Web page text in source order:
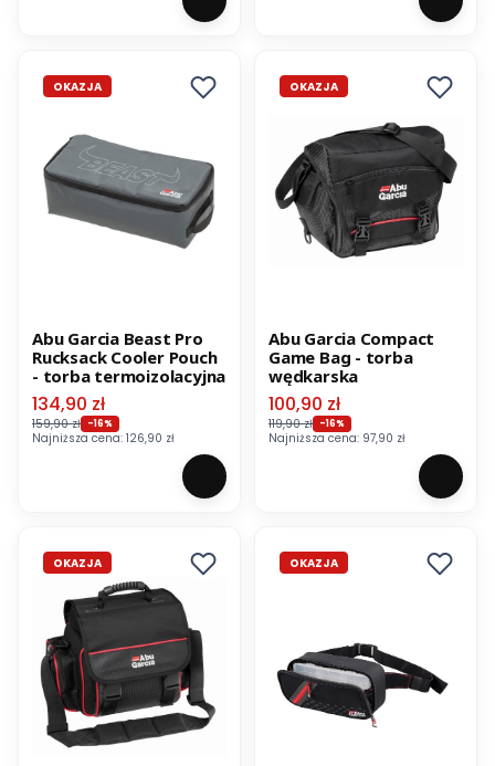
OKAZJA
Abu Garcia Beast Pro
Rucksack Cooler Pouch
- torba termoizolacyjna
Cena promocyjna
134,90 zł
159,90 zł -16%
Najniższa cena: 126,90 zł
OKAZJA
Abu Garcia Compact
Game Bag - torba
wędkarska
Cena promocyjna
100,90 zł
119,90 zł -16%
Najniższa cena: 97,90 zł
OKAZJA OKAZJA